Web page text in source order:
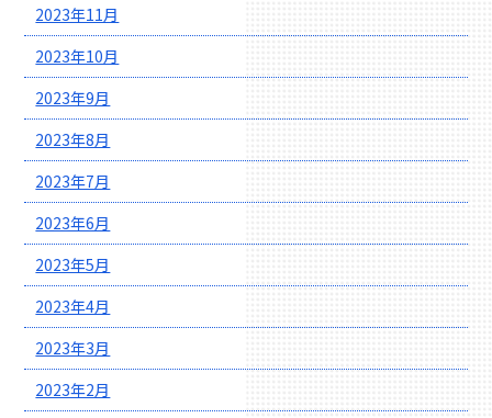
2023年11月
2023年10月
2023年9月
2023年8月
2023年7月
2023年6月
2023年5月
2023年4月
2023年3月
2023年2月